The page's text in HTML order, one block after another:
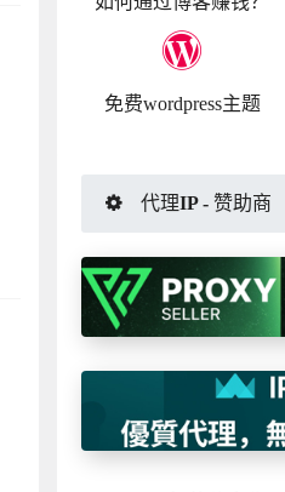
免费wordpress主题
代理IP - 赞助商